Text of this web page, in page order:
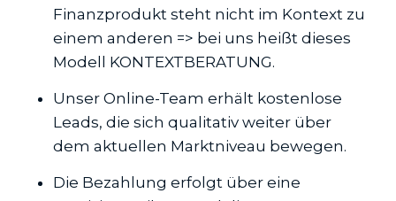
Finanzprodukt steht nicht im Kontext zu
einem anderen => bei uns heißt dieses
Modell KONTEXTBERATUNG.
Unser Online-Team erhält kostenlose
Leads, die sich qualitativ weiter über
dem aktuellen Marktniveau bewegen.
Die Bezahlung erfolgt über eine